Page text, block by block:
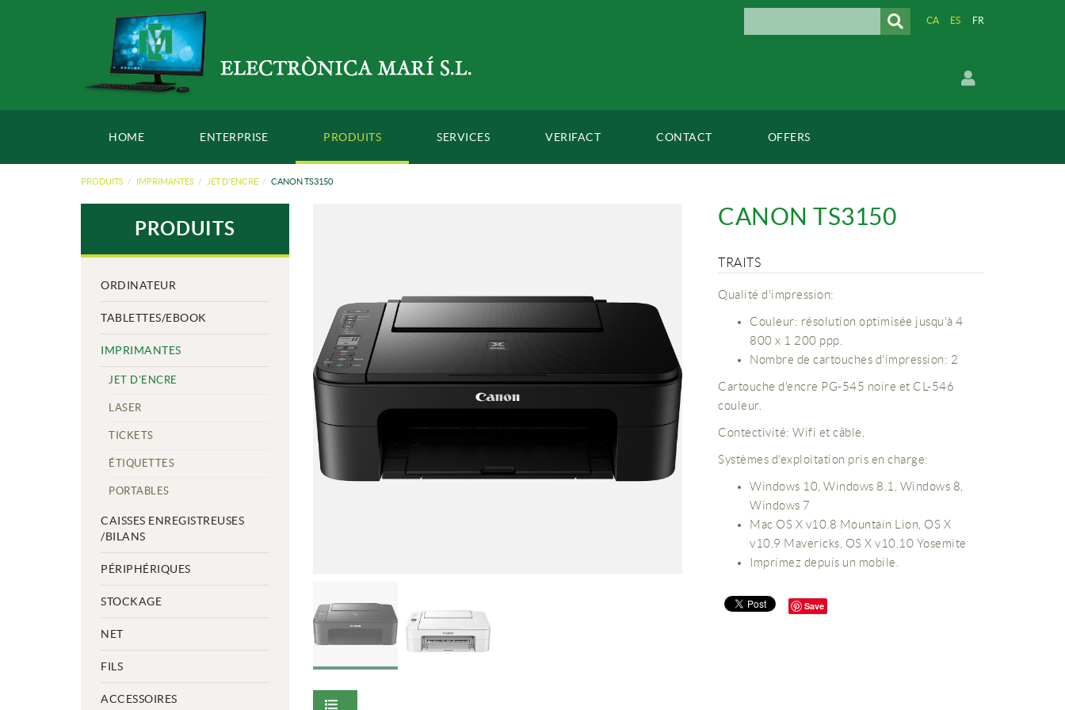
CA ES FR
HOME ENTERPRISE PRODUITS SERVICES VERIFACT CONTACT OFFERS
PRODUITS IMPRIMANTES JET D'ENCRE CANON TS3150
PRODUITS
ORDINATEUR
TABLETTES/EBOOK
IMPRIMANTES
JET D'ENCRE
LASER
TICKETS
ÉTIQUETTES
PORTABLES
CAISSES ENREGISTREUSES
/BILANS
PÉRIPHÉRIQUES
STOCKAGE
NET
FILS
ACCESSOIRES
CANON TS3150
TRAITS
Qualité d'impression:
Couleur: résolution optimisée jusqu'à 4
800 x 1 200 ppp.
Nombre de cartouches d'impression: 2
Cartouche d'encre PG-545 noire et CL-546
couleur.
Contectivité: Wifi et câble.
Systèmes d'exploitation pris en charge:
Windows 10, Windows 8.1, Windows 8,
Windows 7
Mac OS X v10.8 Mountain Lion, OS X
v10.9 Mavericks, OS X v10.10 Yosemite
Imprimez depuis un mobile.
Save